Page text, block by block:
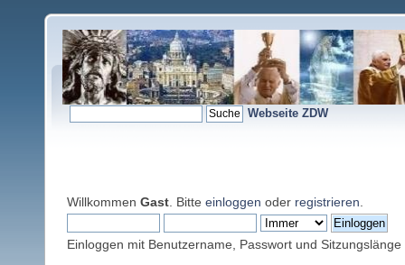
Webseite ZDW
Willkommen Gast . Bitte einloggen oder registrieren
Einloggen mit Benutzername, Passwort und Sitzungslänge